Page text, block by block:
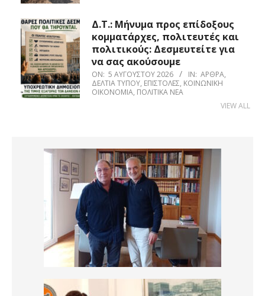
Δ.Τ.: Μήνυμα προς επίδοξους
κομματάρχες, πολιτευτές και
πολιτικούς: Δεσμευτείτε για
να σας ακούσουμε
ON: 5 ΑΥΓΟΎΣΤΟΥ 2026 IN: ΆΡΘΡΑ,
ΔΕΛΤΊΑ ΤΎΠΟΥ, ΕΠΙΣΤΟΛΈΣ, ΚΟΙΝΩΝΙΚΉ
ΟΙΚΟΝΟΜΊΑ, ΠΟΛΙΤΙΚΆ ΝΈΑ
VIEW ALL